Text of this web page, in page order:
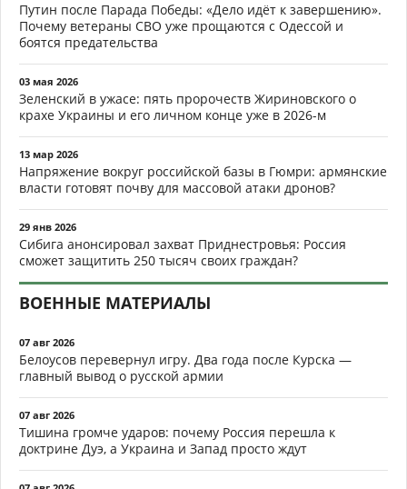
Путин после Парада Победы: «Дело идёт к завершению».
Почему ветераны СВО уже прощаются с Одессой и
боятся предательства
03 мая 2026
Зеленский в ужасе: пять пророчеств Жириновского о
крахе Украины и его личном конце уже в 2026-м
13 мар 2026
Напряжение вокруг российской базы в Гюмри: армянские
власти готовят почву для массовой атаки дронов?
29 янв 2026
Сибига анонсировал захват Приднестровья: Россия
сможет защитить 250 тысяч своих граждан?
ВОЕННЫЕ МАТЕРИАЛЫ
07 авг 2026
Белоусов перевернул игру. Два года после Курска —
главный вывод о русской армии
07 авг 2026
Тишина громче ударов: почему Россия перешла к
доктрине Дуэ, а Украина и Запад просто ждут